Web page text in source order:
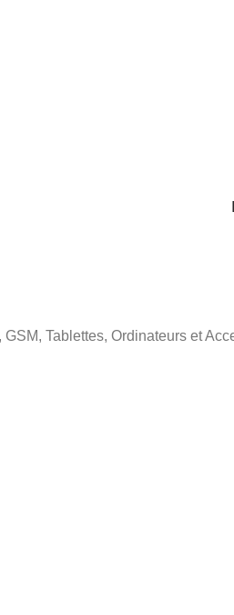
Tablettes, Ordinateurs et